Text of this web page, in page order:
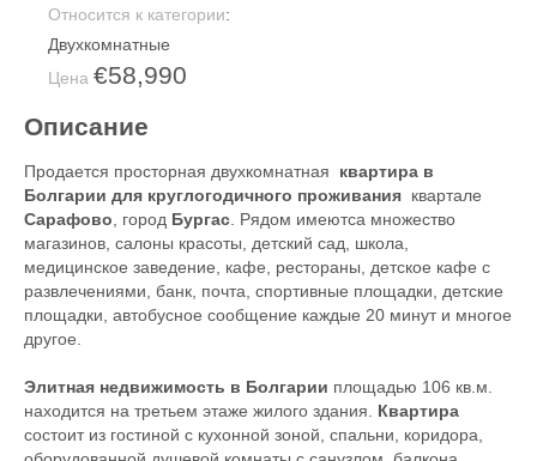
Относится к категории:
Двухкомнатные
Цена €58,990
Описание
Продается просторная двухкомнатная
квартира в
Болгарии для круглогодичного проживания квартале
Сарафово, город Бургас. Рядом имеютса множество
магазинов, салоны красоты, детский сад, школа,
медицинское заведение, кафе, рестораны, детское кафе с
развлечениями, банк, почта, спортивные площадки, детские
площадки, автобусное сообщение каждые 20 минут и многое
другое.
Элитная недвижимость в Болгарии площадью 106 кв.м.
находится на третьем этаже жилого здания. Квартира
состоит из гостиной с кухонной зоной, спальни, коридора,